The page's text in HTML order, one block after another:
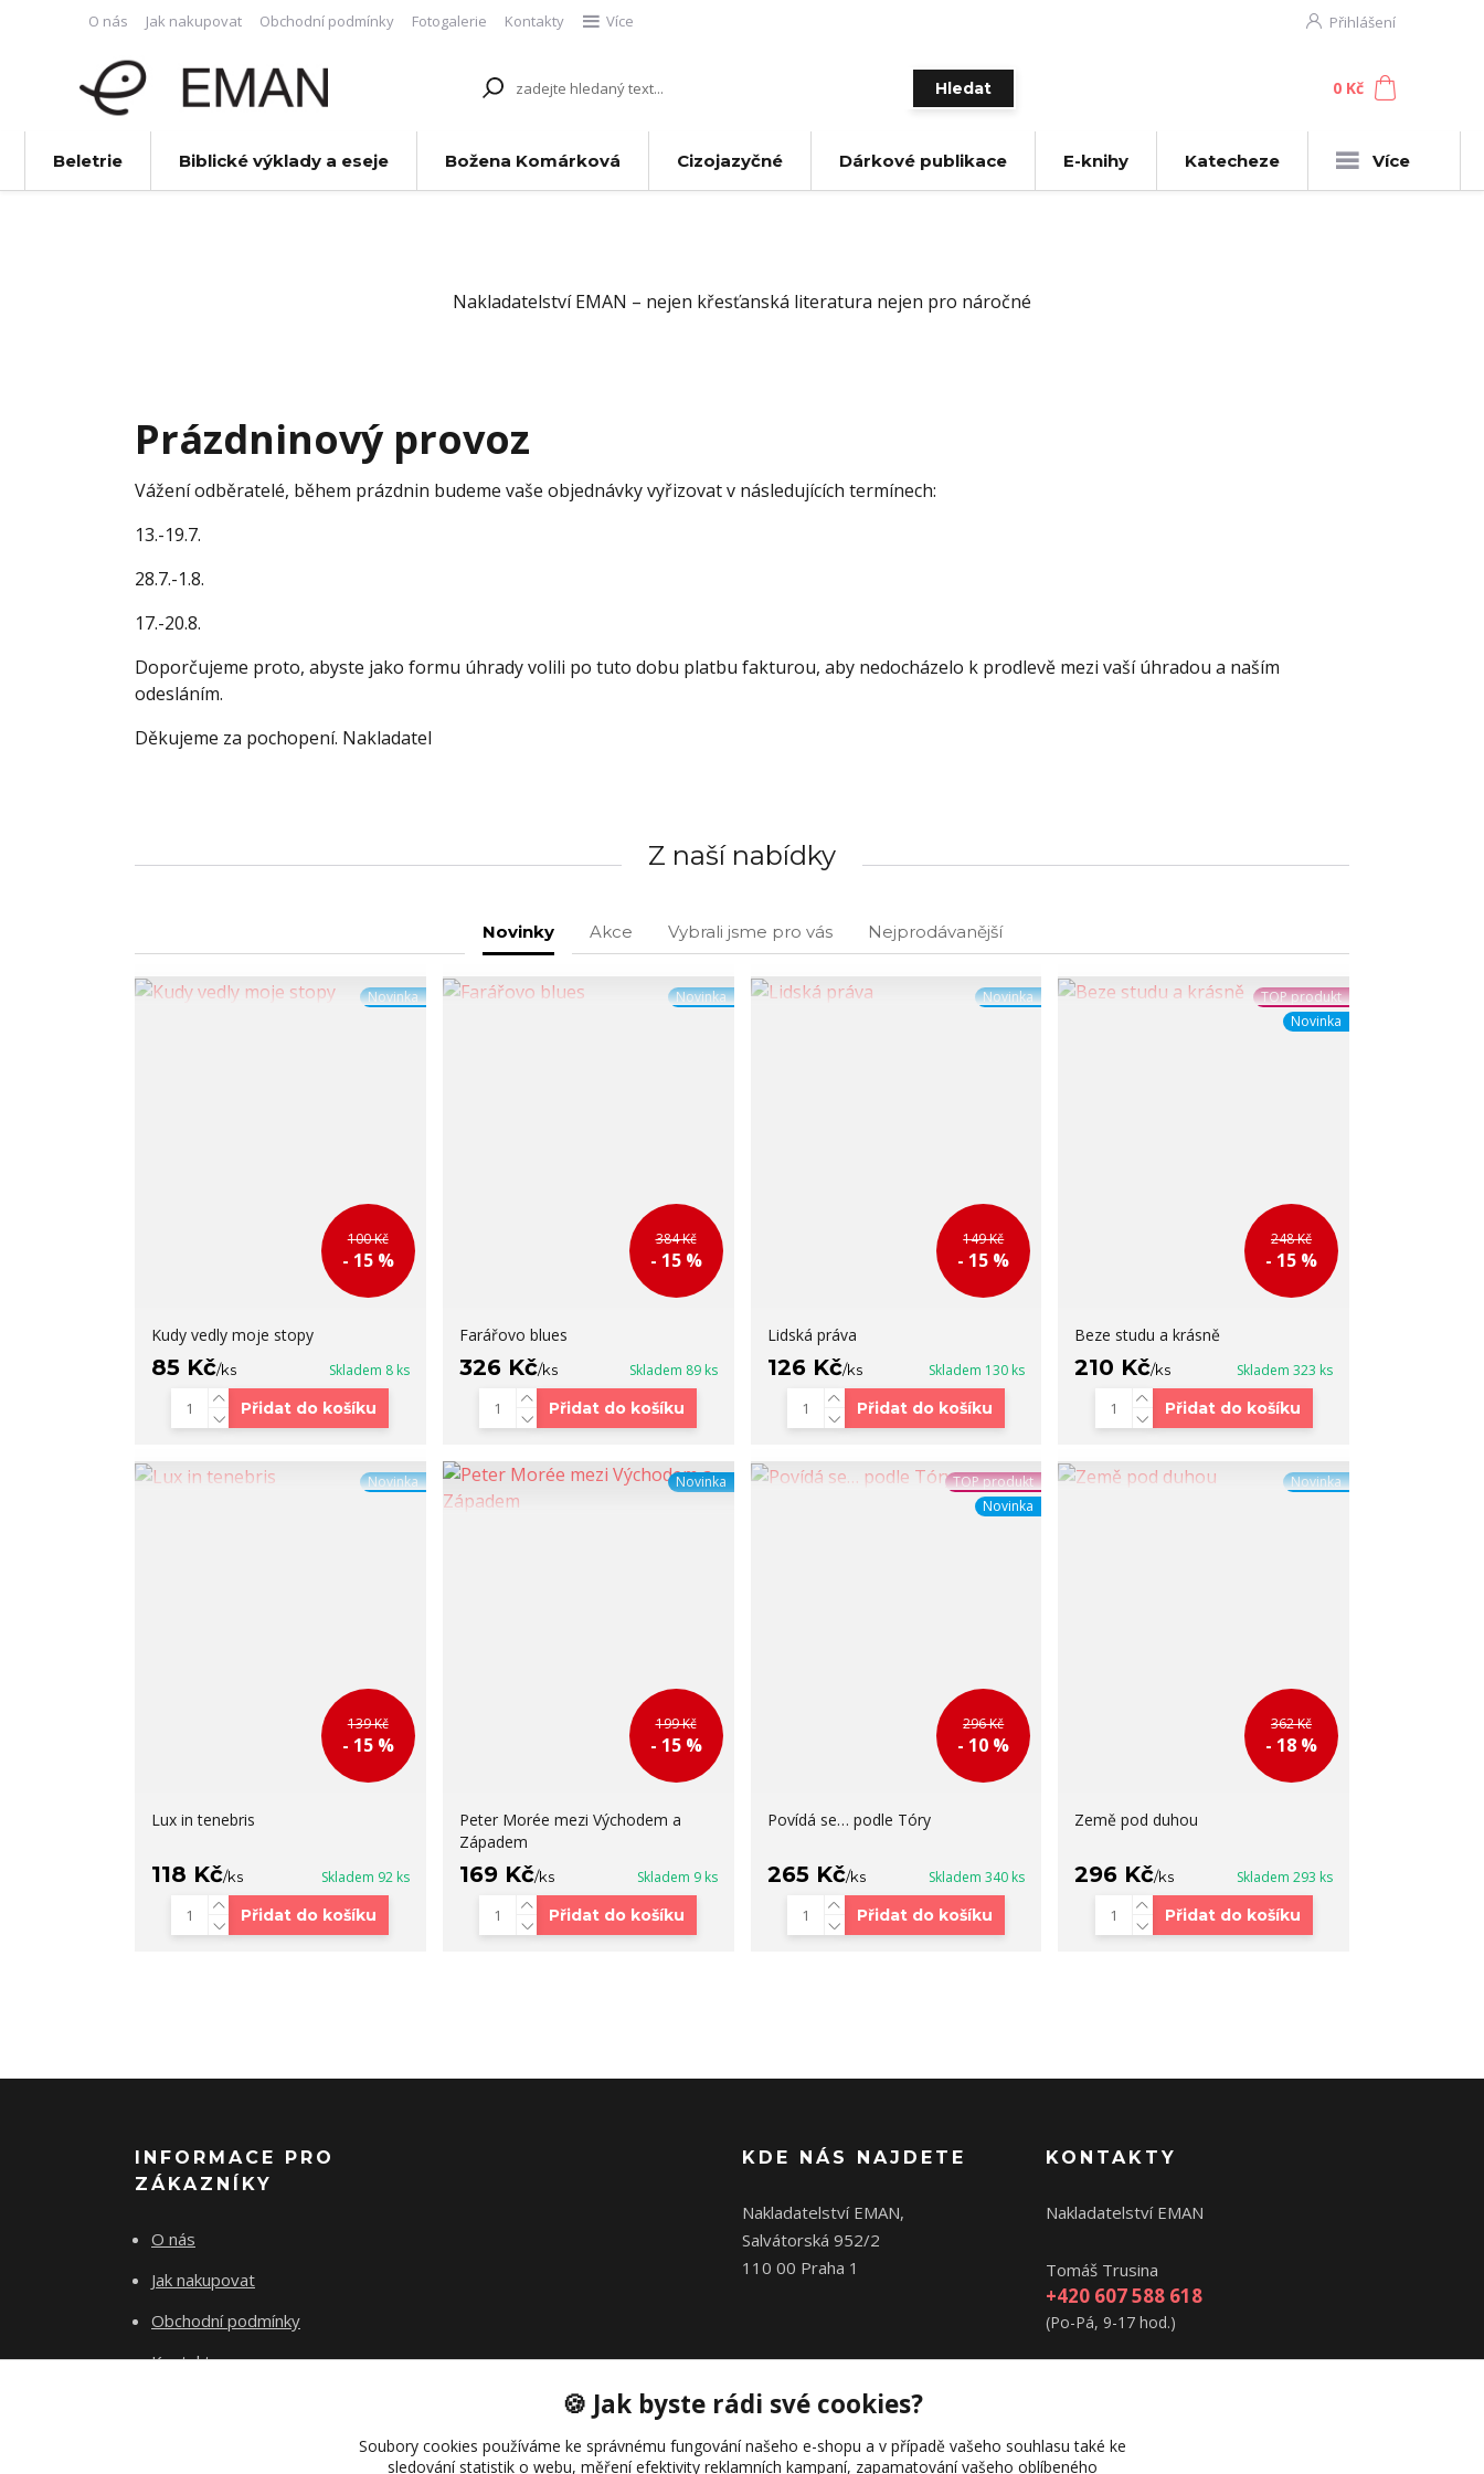
O nás Jak nakupovat Obchodní podmínky Fotogalerie Kontakty Více Přihlášení
Hledat 0 Kč
Beletrie Biblické výklady a eseje Božena Komárková Cizojazyčné Dárkové publikace E-knihy Katecheze Více
Nakladatelství EMAN – nejen křesťanská literatura nejen pro náročné
Prázdninový provoz
Vážení odběratelé, během prázdnin budeme vaše objednávky vyřizovat v následujících termínech:
13.-19.7.
28.7.-1.8.
17.-20.8.
Doporčujeme proto, abyste jako formu úhrady volili po tuto dobu platbu fakturou, aby nedocházelo k prodlevě mezi vaší úhradou a naším
odesláním.
Děkujeme za pochopení. Nakladatel
Z naší nabídky
Novinky Akce Vybrali jsme pro vás Nejprodávanější
Novinka
100 Kč
- 15 %
Kudy vedly moje stopy
85 Kč/ks Skladem 8 ks
Přidat do košíku
Novinka
384 Kč
- 15 %
Farářovo blues
326 Kč/ks Skladem 89 ks
Přidat do košíku
Novinka
149 Kč
- 15 %
Lidská práva
126 Kč/ks Skladem 130 ks
Přidat do košíku
TOP produkt
Novinka
248 Kč
- 15 %
Beze studu a krásně
210 Kč/ks Skladem 323 ks
Přidat do košíku
Novinka
139 Kč
- 15 %
Lux in tenebris
118 Kč/ks Skladem 92 ks
Přidat do košíku
Novinka
199 Kč
- 15 %
Peter Morée mezi Východem a
Západem
169 Kč/ks Skladem 9 ks
Přidat do košíku
TOP produkt
Novinka
296 Kč
- 10 %
Povídá se… podle Tóry
265 Kč/ks Skladem 340 ks
Přidat do košíku
Novinka
362 Kč
- 18 %
Země pod duhou
296 Kč/ks Skladem 293 ks
Přidat do košíku
INFORMACE PRO
ZÁKAZNÍKY
O nás
Jak nakupovat
Obchodní podmínky
Kontakty
KDE NÁS NAJDETE
Nakladatelství EMAN,
Salvátorská 952/2
110 00 Praha 1
KONTAKTY
Nakladatelství EMAN
Tomáš Trusina
+420 607 588 618
(Po-Pá, 9-17 hod.)
🍪 Jak byste rádi své cookies?
Soubory cookies používáme ke správnému fungování našeho e-shopu a v případě vašeho souhlasu také ke
sledování statistik o webu, měření efektivity reklamních kampaní, zapamatování vašeho oblíbeného